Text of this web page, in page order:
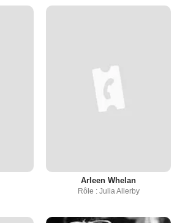
Arleen Whelan
Rôle : Julia Allerby